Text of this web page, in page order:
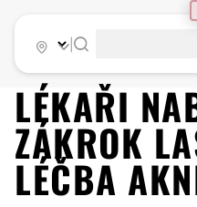
LÉKAŘI
ZÁKROK
LÉČBA